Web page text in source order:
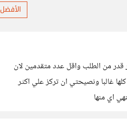
الأفضل
قدر من الطلب واقل عدد متقدمين لان
العروض كلها غالبا ونصيحتي ان تركز علي اكثر
اي منها